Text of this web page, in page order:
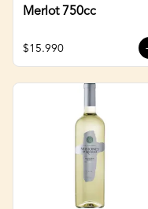
Merlot 750cc
$15.990